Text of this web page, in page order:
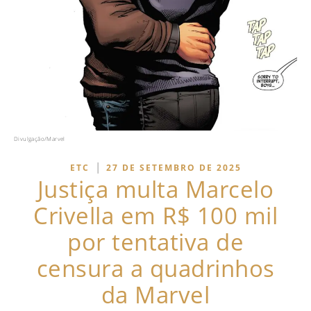
Divulgação/Marvel
ETC | 27 DE SETEMBRO DE 2025
Justiça multa Marcelo
Crivella em R$ 100 mil
por tentativa de
censura a quadrinhos
da Marvel